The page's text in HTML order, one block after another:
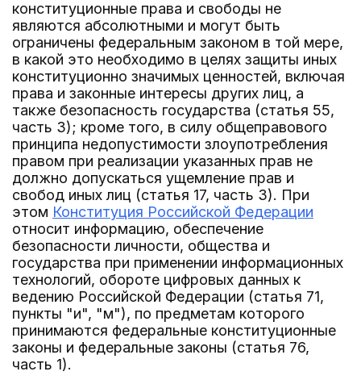
конституционные права и свободы не
являются абсолютными и могут быть
ограничены федеральным законом в той мере,
в какой это необходимо в целях защиты иных
конституционно значимых ценностей, включая
права и законные интересы других лиц, а
также безопасность государства (статья 55,
часть 3); кроме того, в силу общеправового
принципа недопустимости злоупотребления
правом при реализации указанных прав не
должно допускаться ущемление прав и
свобод иных лиц (статья 17, часть 3). При
этом Конституция Российской Федерации
относит информацию, обеспечение
безопасности личности, общества и
государства при применении информационных
технологий, обороте цифровых данных к
ведению Российской Федерации (статья 71,
пункты "и", "м"), по предметам которого
принимаются федеральные конституционные
законы и федеральные законы (статья 76,
часть 1).